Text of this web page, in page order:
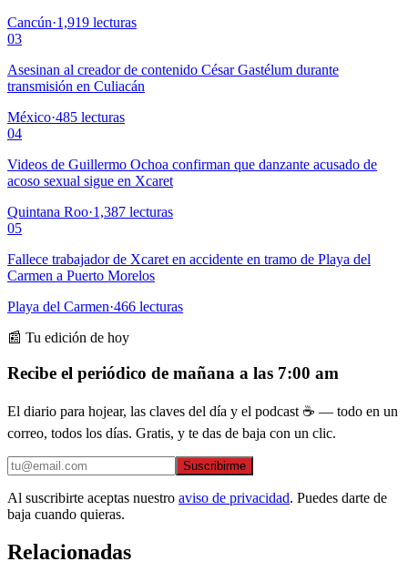
Cancún·1,919 lecturas
03
Asesinan al creador de contenido César Gastélum durante
transmisión en Culiacán
México·485 lecturas
04
Videos de Guillermo Ochoa confirman que danzante acusado de
acoso sexual sigue en Xcaret
Quintana Roo·1,387 lecturas
05
Fallece trabajador de Xcaret en accidente en tramo de Playa del
Carmen a Puerto Morelos
Playa del Carmen·466 lecturas
📰 Tu edición de hoy
Recibe el periódico de mañana a las 7:00 am
El diario para hojear, las claves del día y el podcast ☕ — todo en un
correo, todos los días. Gratis, y te das de baja con un clic.
Suscribirme
Al suscribirte aceptas nuestro aviso de privacidad. Puedes darte de
baja cuando quieras.
Relacionadas